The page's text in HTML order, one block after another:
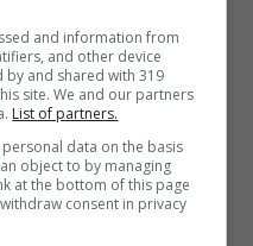
and information from
and other device
by and shared with 319
site. We and our partners
List of partners.
data on the basis
object to by managing
at the bottom of this page
consent in privacy